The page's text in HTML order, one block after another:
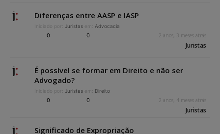
Diferenças entre AASP e IASP
Iniciado por: Juristas em: Advocacia
0 0 2 anos, 3 meses atrás
Juristas
É possível se formar em Direito e não ser
Advogado?
Iniciado por: Juristas em: Direito
0 0 2 anos, 4 meses atrás
Juristas
Significado de Expropriação